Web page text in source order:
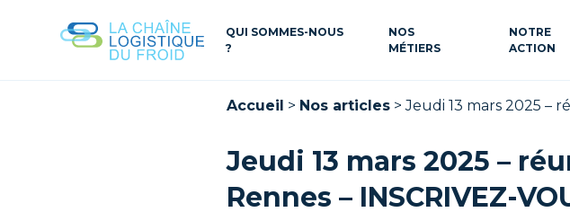
QUI SOMMES-NOUS
?
NOS
MÉTIERS
NOTRE
ACTION
Accueil > Nos articles >Jeudi 13 mars 2025 –
Jeudi 13 mars 2025 –
Rennes – INSCRIVEZ-